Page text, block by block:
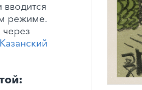
режиме.